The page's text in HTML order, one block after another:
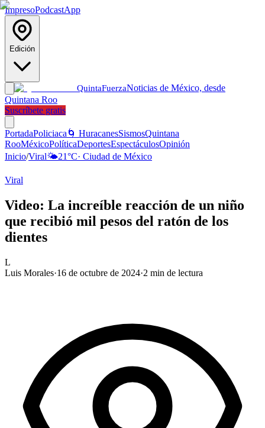
ImpresoPodcastApp
Edición
QuintaFuerzaNoticias de México, desde
Quintana Roo
Suscríbete gratis
PortadaPoliciaca 🌀 HuracanesSismosQuintana
RooMéxicoPolíticaDeportesEspectáculosOpinión
Inicio/Viral🌤️21°C· Ciudad de México
Viral
Video: La increíble reacción de un niño
que recibió mil pesos del ratón de los
dientes
L
Luis Morales·16 de octubre de 2024·2 min de lectura